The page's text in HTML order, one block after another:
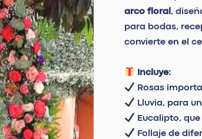
arco floral ,
para bodas,
convierte en el
Incluye:
Rosas
Lluvia, para
Eucalipto,
Follaje de